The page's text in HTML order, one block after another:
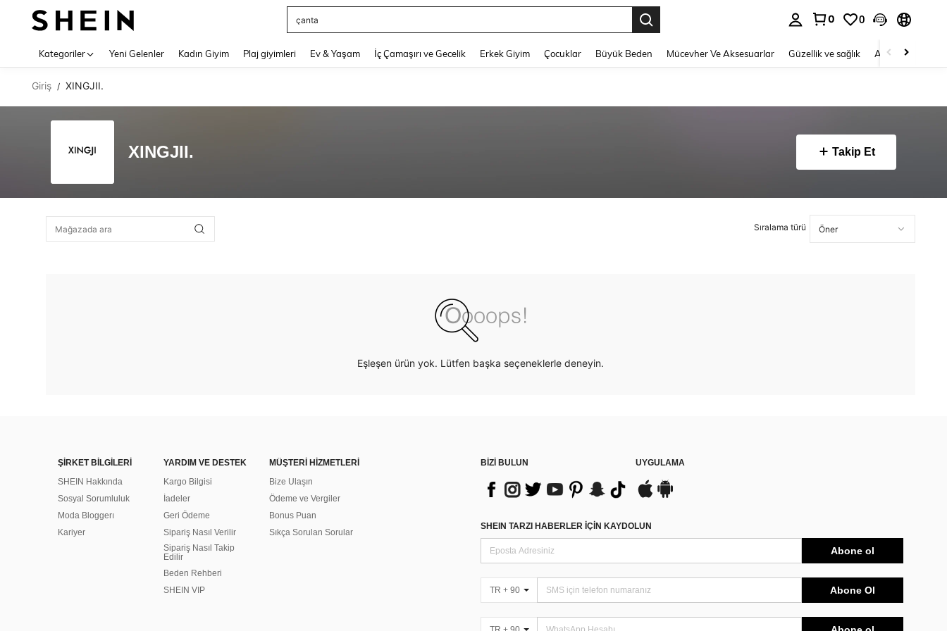
çanta
0 0
Kategoriler Yeni Gelenler Kadın Giyim Plaj giyimleri Ev & Yaşam İç Çamaşırı ve Gecelik Erkek Giyim Çocuklar Büyük Beden Mücevher Ve Aksesuarlar Güzellik ve sağlık Ayakkabı
Giriş / XINGJII.
XINGJII. Takip Et
Sıralama türü
Eşleşen ürün yok. Lütfen başka seçeneklerle deneyin.
ŞİRKET BİLGİLERİ
SHEIN Hakkında
Sosyal Sorumluluk
Moda Bloggerı
Kariyer
YARDIM VE DESTEK
Kargo Bilgisi
İadeler
Geri Ödeme
Sipariş Nasıl Verilir
Sipariş Nasıl Takip
Edilir
Beden Rehberi
SHEIN VIP
MÜŞTERİ HİZMETLERİ
Bize Ulaşın
Ödeme ve Vergiler
Bonus Puan
Sıkça Sorulan Sorular
BİZİ BULUN UYGULAMA
SHEIN TARZI HABERLER IÇIN KAYDOLUN
Abone ol
TR + 90 Abone Ol